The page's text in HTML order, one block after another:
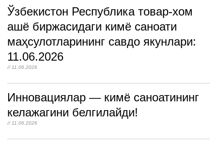
Ўзбекистон Республика товар-хом
ашё биржасидаги кимё саноати
маҳсулотларининг савдо якунлари:
11.06.2026
// 11.06.2026
Инновациялар — кимё саноатининг
келажагини белгилайди!
// 11.06.2026